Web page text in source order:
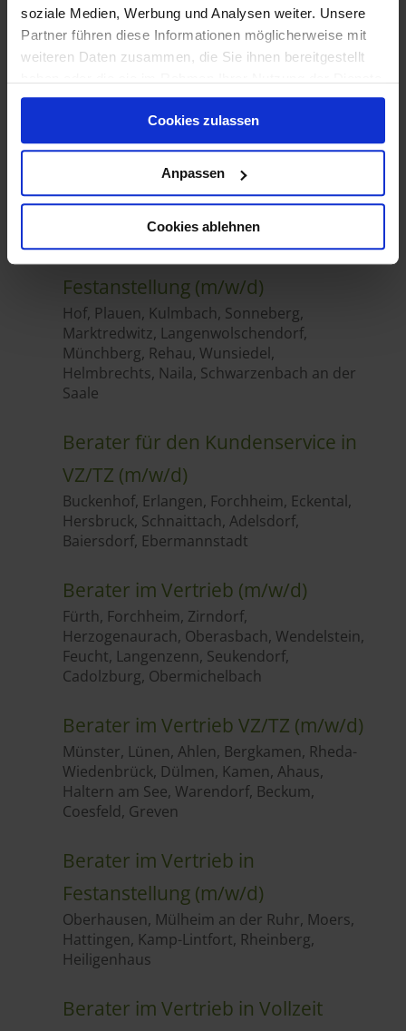
soziale Medien, Werbung und Analysen weiter. Unsere
Partner führen diese Informationen möglicherweise mit
weiteren Daten zusammen, die Sie ihnen bereitgestellt
gesammelt haben.
Cookies zulassen
Anpassen
Cookies ablehnen